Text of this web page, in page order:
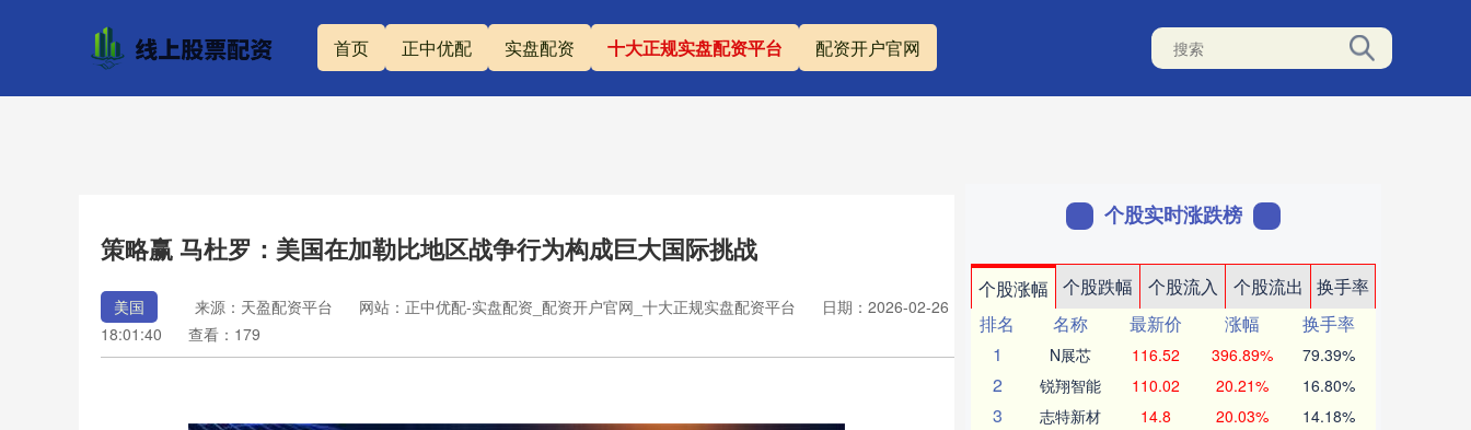
首页 正中优配 实盘配资 十大正规实盘配资平台 配资开户官网
策略赢 马杜罗：美国在加勒比地区战争行为构成巨大国际挑战
美国 来源：天盈配资平台 网站：正中优配-实盘配资_配资开户官网_十大正规实盘配资平台
日期：2026-02-26
18:01:40
查看：179
个股实时涨跌榜
个股涨幅 个股跌幅 个股流入 个股流出
换手率
排名
名称 最新价 涨幅
换手率
1
N展芯 116.52 396.89% 79.39%
2 锐翔智能 110.02 20.21% 16.80%
3 志特新材 14.8 20.03% 14.18%